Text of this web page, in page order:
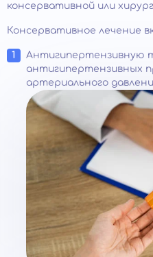
консервативной или
Консервативное лечение
Антигипертензивную
антигипертензивных
артериального